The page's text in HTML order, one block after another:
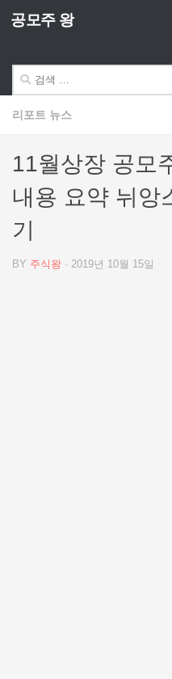
Skip to content
공모주 왕
리포트 뉴스
11월상장 공모
내용 요약 뉘앙
기
BY 주식왕 · 2019년 10월 15일